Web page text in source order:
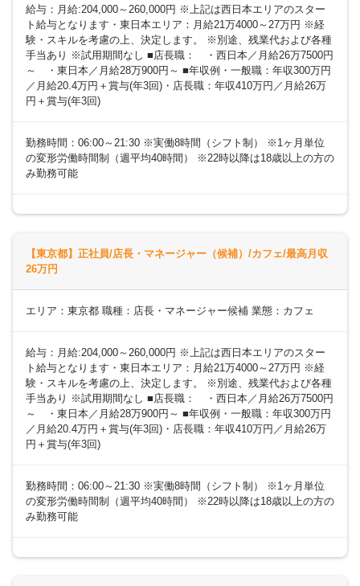
給与：月給:204,000～260,000円 ※上記は西日本エリアのスター
ト給与となります・東日本エリア：月給21万4000～27万円 ※経
験・スキルを考慮の上、決定します。 ※別途、残業代および各種
手当あり ※試用期間なし ■店長職： ・西日本／月給26万7500円
～ ・東日本／月給28万900円～ ■年収例・一般職：年収300万円
／月給20.4万円＋賞与(年3回)・店長職：年収410万円／月給26万
円＋賞与(年3回)
勤務時間：06:00～21:30 ※実働8時間（シフト制） ※1ヶ月単位
の変形労働時間制（週平均40時間） ※22時以降は18歳以上の方の
み勤務可能
【東京都】正社員/店長・マネージャー（候補）/カフェ/最高月収
26万円
エリア：東京都 職種：店長・マネージャー候補 業態：カフェ
給与：月給:204,000～260,000円 ※上記は西日本エリアのスター
ト給与となります・東日本エリア：月給21万4000～27万円 ※経
験・スキルを考慮の上、決定します。 ※別途、残業代および各種
手当あり ※試用期間なし ■店長職： ・西日本／月給26万7500円
～ ・東日本／月給28万900円～ ■年収例・一般職：年収300万円
／月給20.4万円＋賞与(年3回)・店長職：年収410万円／月給26万
円＋賞与(年3回)
勤務時間：06:00～21:30 ※実働8時間（シフト制） ※1ヶ月単位
の変形労働時間制（週平均40時間） ※22時以降は18歳以上の方の
み勤務可能